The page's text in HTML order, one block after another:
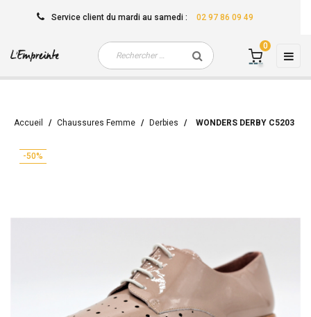
Service client du mardi au samedi : 02 97 86 09 49
☰
0
Accueil Chaussures Femme Derbies WONDERS DERBY C5203
-50%